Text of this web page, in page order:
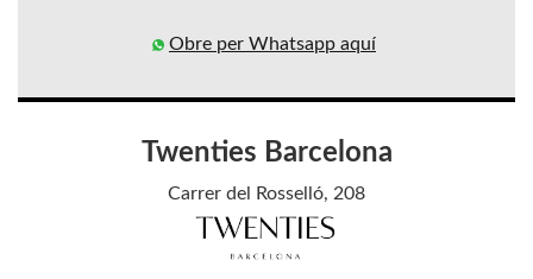
Obre per Whatsapp aquí
Twenties Barcelona
Carrer del Rosselló, 208